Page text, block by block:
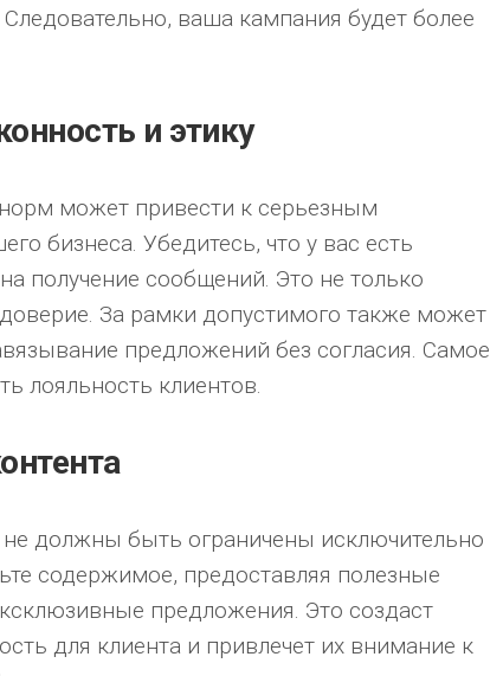
ваша кампания будет более
и этику
может привести к серьезным
бизнеса. Убедитесь, что у вас есть
получение сообщений. Это не только
За рамки допустимого также может
предложений без согласия. Самое
лояльность клиентов.
должны быть ограничены исключительно
содержимое, предоставляя полезные
предложения. Это создаст
для клиента и привлечет их внимание к